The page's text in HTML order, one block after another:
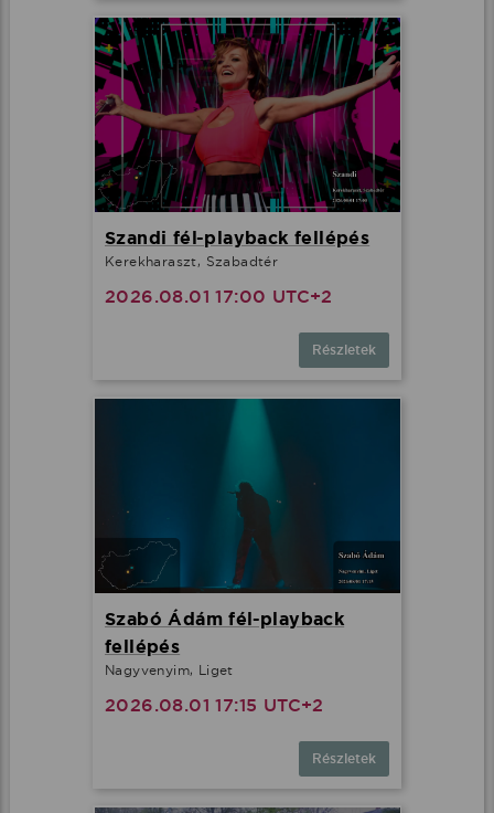
Szandi fél-playback fellépés
Kerekharaszt, Szabadtér
2026.08.01 17:00 UTC+2
Részletek
Szabó Ádám fél-playback
fellépés
Nagyvenyim, Liget
2026.08.01 17:15 UTC+2
Részletek